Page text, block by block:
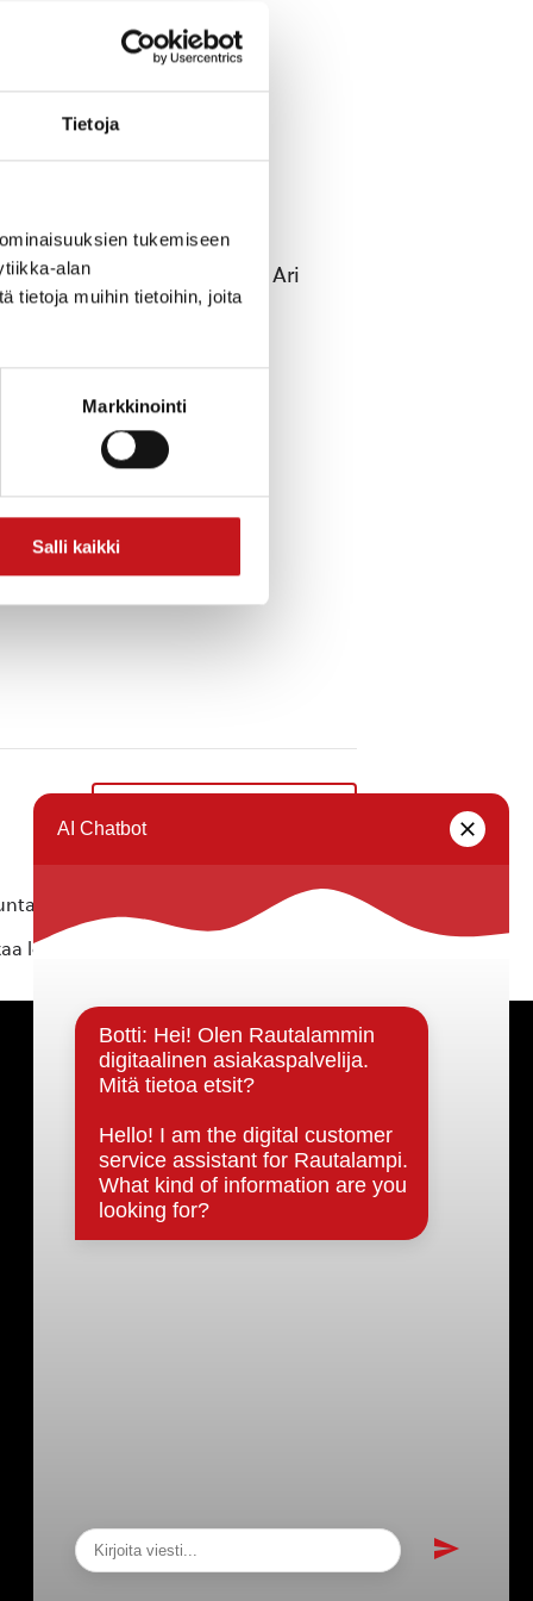
Tietoja
tukemiseen
alan
tietoja muihin tietoihin, joita
Markkinointi
Salli kaikki
yrittäjien jaksamisesta, Ari
Oy:sta. Läsnä myös
ei vastaa tietojen oikeellisuudesta.
löytyvällä
Päätöksenteko ja lähidemokratia
Päätökset, esityslistat & pöytäkirjat
Hallinto
Kunnanhallitus
Kunnanvaltuusto